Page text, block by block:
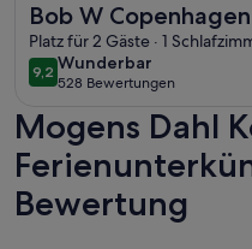
Bob W
Platz für 2 Gäste · 1
9,29,2 von 10
Wunderbar
wunderbar
528 Bewertungen
(528
bewertungen)
Mogens Dahl
Bewertung